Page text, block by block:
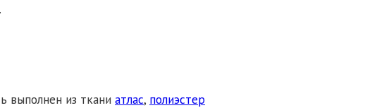
.
выполнен из ткани атлас, полиэстер